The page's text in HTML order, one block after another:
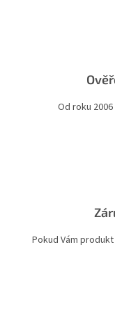
Od roku
Pokud Vám